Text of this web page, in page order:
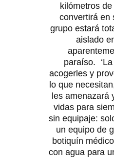
kilómetros
convertirá en
grupo estará
aislado
paraíso. ‘La
acogerles y
lo que
les amenazará
vidas para
sin equipaje:
un equipo de
botiquín
con agua para